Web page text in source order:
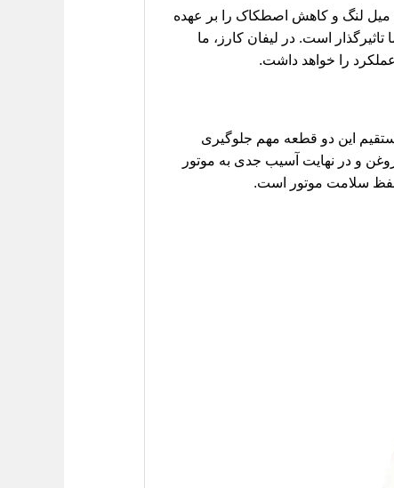
وظیفه روان‌سازی حرکت میل لنگ و کاهش اصطکاک را بر عهده
است. در لیفان کارز، ما
را خواهد داشت.
این دو قطعه مهم جلوگیری
و در نهایت آسیب جدی به موتور
حفظ سلامت موتور است.